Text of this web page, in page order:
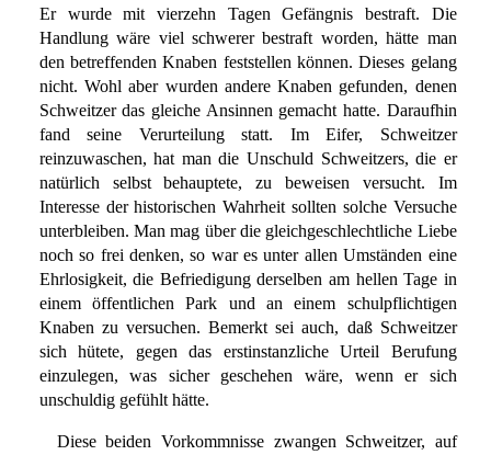
Er wurde mit vierzehn Tagen Gefängnis bestraft. Die
Handlung wäre viel schwerer bestraft worden, hätte man
den betreffenden Knaben feststellen können. Dieses gelang
nicht. Wohl aber wurden andere Knaben gefunden, denen
Schweitzer das gleiche Ansinnen gemacht hatte. Daraufhin
fand seine Verurteilung statt. Im Eifer, Schweitzer
reinzuwaschen, hat man die Unschuld Schweitzers, die er
natürlich selbst behauptete, zu beweisen versucht. Im
Interesse der historischen Wahrheit sollten solche Versuche
unterbleiben. Man mag über die gleichgeschlechtliche Liebe
noch so frei denken, so war es unter allen Umständen eine
Ehrlosigkeit, die Befriedigung derselben am hellen Tage in
einem öffentlichen Park und an einem schulpflichtigen
Knaben zu versuchen. Bemerkt sei auch, daß Schweitzer
sich hütete, gegen das erstinstanzliche Urteil Berufung
einzulegen, was sicher geschehen wäre, wenn er sich
unschuldig gefühlt hätte.
Diese beiden Vorkommnisse zwangen Schweitzer, auf